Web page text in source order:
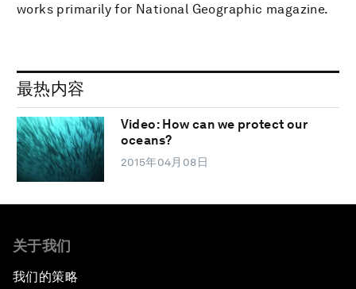
works primarily for National Geographic magazine.
最热内容
Video: How can we protect our
oceans?
2015年04月08日
关于我们
我们的策略